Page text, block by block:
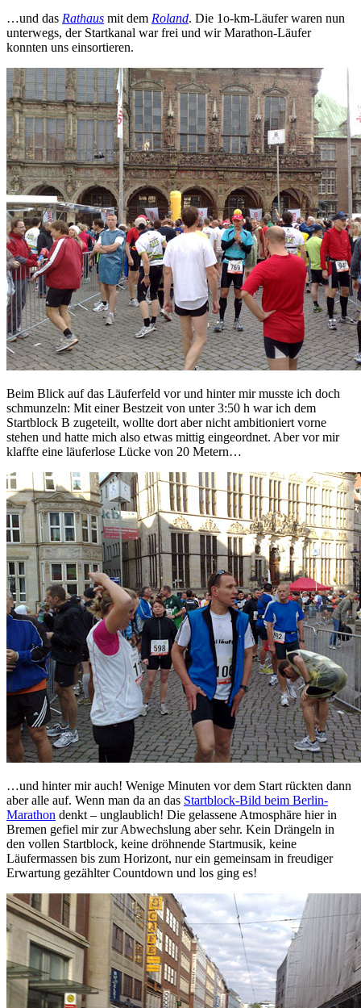
…und das Rathaus mit dem Roland. Die 1o-km-Läufer waren nun
unterwegs, der Startkanal war frei und wir Marathon-Läufer
konnten uns einsortieren.
Beim Blick auf das Läuferfeld vor und hinter mir musste ich doch
schmunzeln: Mit einer Bestzeit von unter 3:50 h war ich dem
Startblock B zugeteilt, wollte dort aber nicht ambitioniert vorne
stehen und hatte mich also etwas mittig eingeordnet. Aber vor mir
klaffte eine läuferlose Lücke von 20 Metern…
…und hinter mir auch! Wenige Minuten vor dem Start rückten dann
aber alle auf. Wenn man da an das Startblock-Bild beim Berlin-
Marathon denkt – unglaublich! Die gelassene Atmosphäre hier in
Bremen gefiel mir zur Abwechslung aber sehr. Kein Drängeln in
den vollen Startblock, keine dröhnende Startmusik, keine
Läufermassen bis zum Horizont, nur ein gemeinsam in freudiger
Erwartung gezählter Countdown und los ging es!